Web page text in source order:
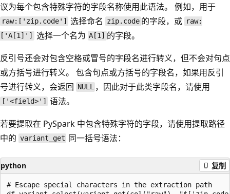
议为每个包含特殊字符的字段名称使用此语法。 例如，用于
raw:['zip.code'] 选择命名 zip.code 的字段，或 raw:
['A[1]']
选择一个名为 A[1] 的字段。
反引号还会对包含空格或冒号的字段名进行转义，但不会对句点
或方括号进行转义。 包含句点或方括号的字段名，如果用反引
号进行转义，会返回 NULL ，因此对于此类字段名，请使用
['<field>']
语法。
若要提取在 PySpark 中包含特殊字符的字段，请使用提取路径
中的 variant_get 同一括号语法：
python 复制
# Escape special characters in the extraction path